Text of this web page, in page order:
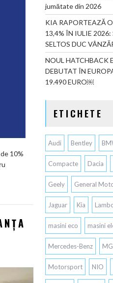
10%
jumătate din 2026
KIA RAPORTEAZĂ
13,4% ÎN IULIE 2026:
SELTOS DUC
NOUL HATCHBACK
DEBUTAT ÎN
19.490 EURO￼
ETICHETE
Audi Bentley
Compacte Dacia
Geely General
Jaguar Kia
masini eco masini
Mercedes-Benz MG
Motorsport NIO